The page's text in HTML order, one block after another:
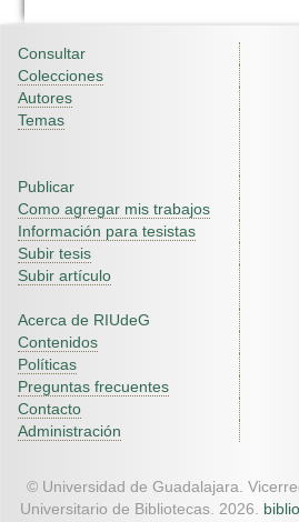
Consultar
Colecciones
Autores
Temas
Publicar
Como agregar mis trabajos
Información para tesistas
Subir tesis
Subir artículo
Acerca de RIUdeG
Contenidos
Políticas
Preguntas frecuentes
Contacto
Administración
© Universidad de Guadalajara.
Universitario de Bibliotecas. 2026.